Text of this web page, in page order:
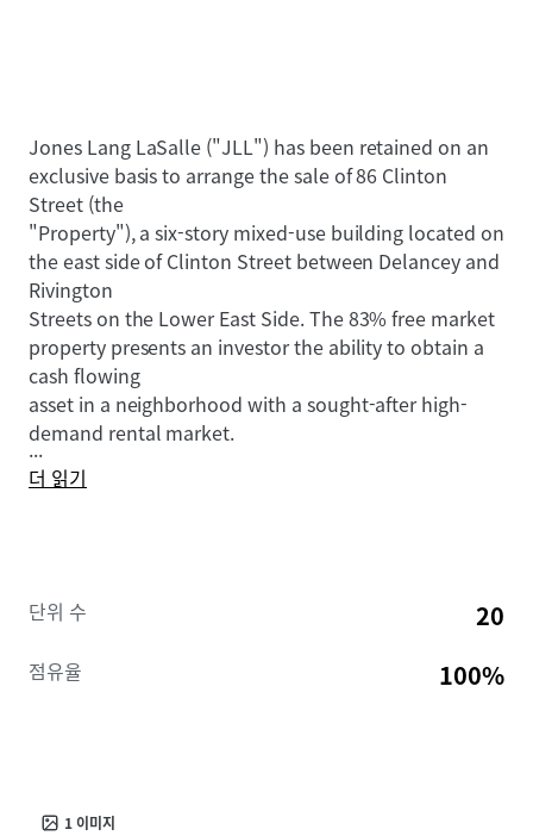
Jones Lang LaSalle ("JLL") has been retained on an
exclusive basis to arrange the sale of 86 Clinton
Street (the
"Property"), a six-story mixed-use building located on
the east side of Clinton Street between Delancey and
Rivington
Streets on the Lower East Side. The 83% free market
property presents an investor the ability to obtain a
cash flowing
asset in a neighborhood with a sought-after high-
demand rental market.
...
더 읽기
단위 수 20
점유율 100%
1이미지